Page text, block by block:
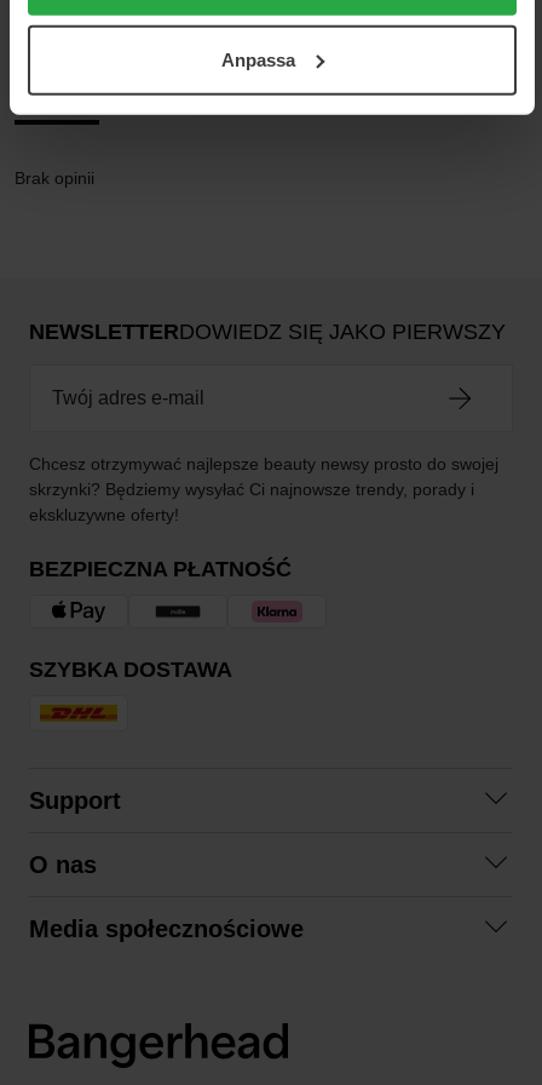
cookies. Du kan när som helst återkalla ditt samtycke.
Anpassa
Opinie (0)Pytania i odpowiedzi (0)
Brak opinii
NEWSLETTERDOWIEDZ SIĘ JAKO PIERWSZY
Chcesz otrzymywać najlepsze beauty newsy prosto do swojej
skrzynki? Będziemy wysyłać Ci najnowsze trendy, porady i
ekskluzywne oferty!
BEZPIECZNA PŁATNOŚĆ
SZYBKA DOSTAWA
Support
Regulamin zakupów
O nas
Zrównoważony rozwój
Media społecznościowe
LinkedIn